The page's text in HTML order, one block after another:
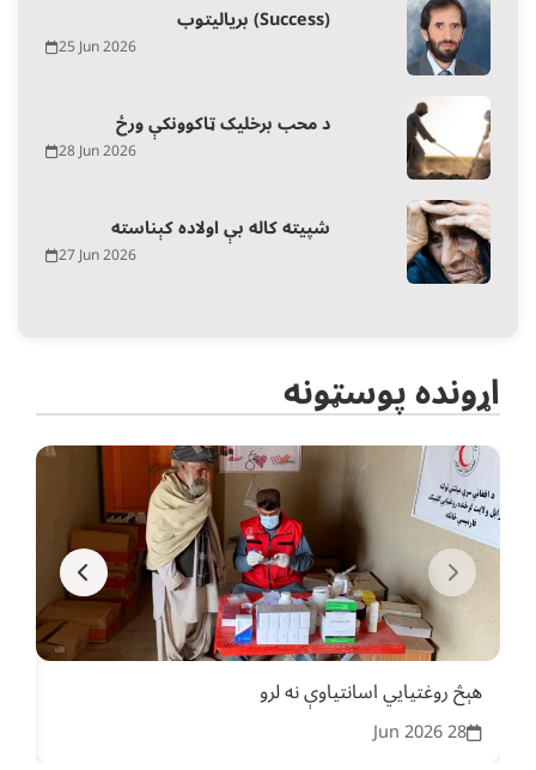
بریالیتوب (Success)
25 Jun 2026
د محب برخلیک ټاکوونکې ورځ
28 Jun 2026
شپیته کاله بې اولاده کېناسته
27 Jun 2026
اړونده پوسټونه
هېڅ روغتیايي اسانتیاوې نه لرو
28 Jun 2026